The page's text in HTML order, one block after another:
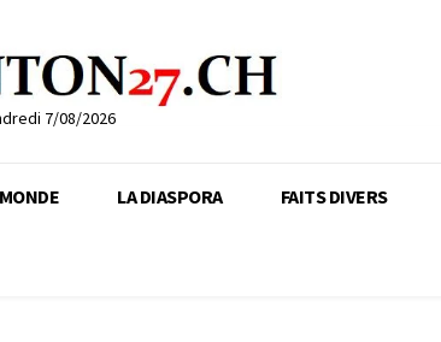
7/08/2026
LA DIASPORA FAITS DIVERS